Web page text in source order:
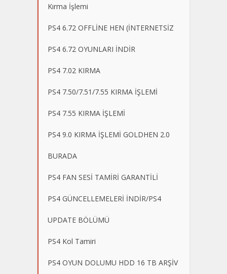
Kırma İşlemi
PS4 6.72 OFFLİNE HEN (İNTERNETSİZ
PS4 6.72 OYUNLARI İNDİR
PS4 7.02 KIRMA
PS4 7.50/7.51/7.55 KIRMA İŞLEMİ
PS4 7.55 KIRMA İŞLEMİ
PS4 9.0 KIRMA İŞLEMİ GOLDHEN 2.0
BURADA
PS4 FAN SESİ TAMİRİ GARANTİLİ
PS4 GÜNCELLEMELERİ İNDİR/PS4
UPDATE BÖLÜMÜ
PS4 Kol Tamiri
PS4 OYUN DOLUMU HDD 16 TB ARŞİV